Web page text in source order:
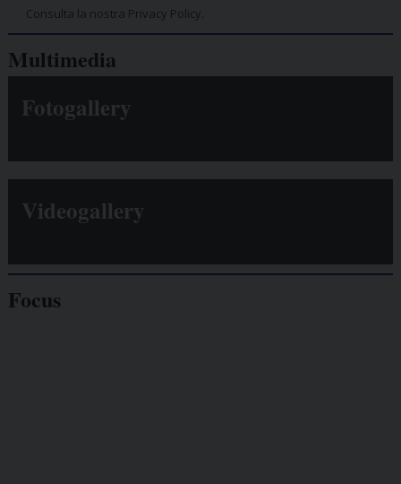
Consulta la nostra Privacy Policy.
Multimedia
Fotogallery
Videogallery
Focus